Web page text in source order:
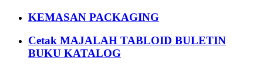
KEMASAN PACKAGING
Cetak MAJALAH TABLOID BULETIN
BUKU KATALOG